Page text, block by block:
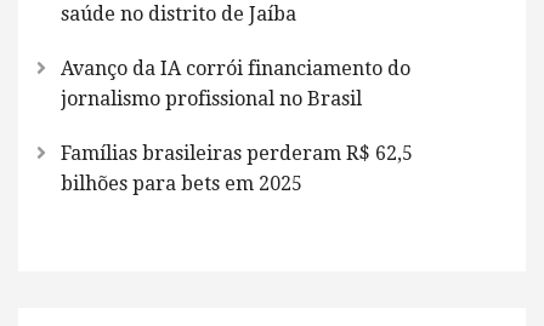
saúde no distrito de Jaíba
Avanço da IA corrói financiamento do
jornalismo profissional no Brasil
Famílias brasileiras perderam R$ 62,5
bilhões para bets em 2025